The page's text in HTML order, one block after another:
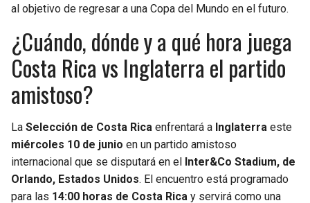
al objetivo de regresar a una Copa del Mundo en el futuro.
¿Cuándo, dónde y a qué hora juega
Costa Rica vs Inglaterra el partido
amistoso?
La Selección de Costa Rica enfrentará a Inglaterra este
miércoles 10 de junio en un partido amistoso
internacional que se disputará en el
Inter&Co Stadium, de
Orlando, Estados Unidos. El encuentro está programado
para las 14:00 horas de Costa Rica y servirá como una